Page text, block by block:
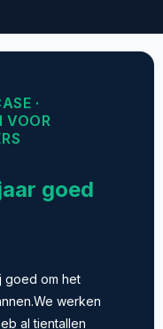
·
VOOR
goed
goed om het
werken
al tientallen